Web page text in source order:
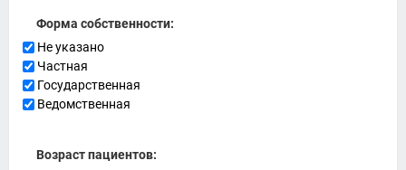
Форма собственности:
Не указано
Частная
Государственная
Ведомственная
Возраст пациентов: